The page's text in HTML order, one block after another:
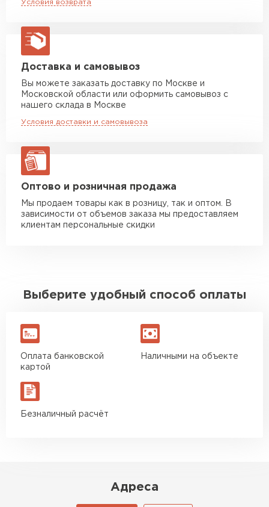
Не корродирует, так как обработан
декоративно-защитным слоем ECOSTEEL®.
Не выцветает под влиянием ультрафиолета.
Благодаря декоративно-защитному слою
ECOSTEEL® профнастил отличается
впечатляющими эстетическими
характеристиками.
вложения не нужны.
Профлист — материал с долгим сроком
макс. длина груза 13,5 м
Манипулятор до 5 тн
макс. длина груза 6 м
Манипулятор до 10 тн
макс. длина груза 8 м
Манипулятор до 20 тн
Условия возврата
Доставка и самовывоз
Вы можете заказать доставку по Москве и
Московской области или оформить самовывоз с
нашего склада в Москве
Условия доставки и самовывоза
Оптово и розничная продажа
Мы продаем товары как в розницу, так и оптом. В
зависимости от объемов заказа мы предоставляем
клиентам персональные скидки
Выберите удобный способ оплаты
Оплата банковской
картой
Наличными на объекте
Безналичный расчёт
Адреса